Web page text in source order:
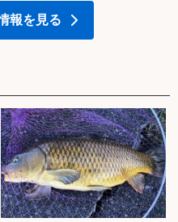
報を見る